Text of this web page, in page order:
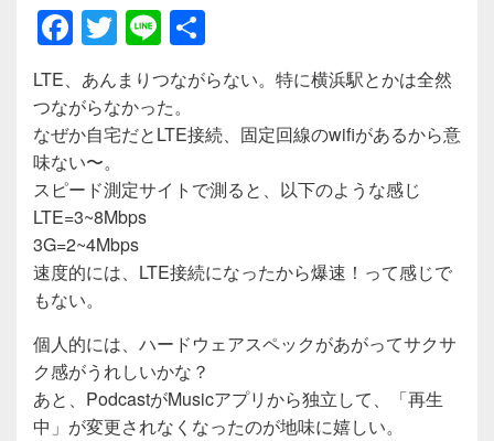
F
a
c
e
b
o
o
k
T
wi
tt
er
Li
n
e
有
LTE、あんまりつながらない。特に横浜駅とかは全然
つながらなかった。
なぜか自宅だとLTE接続、固定回線のwifiがあるから意
味ない〜。
スピード測定サイトで測ると、以下のような感じ
LTE=3~8Mbps
3G=2~4Mbps
速度的には、LTE接続になったから爆速！って感じで
もない。
個人的には、ハードウェアスペックがあがってサクサ
ク感がうれしいかな？
あと、PodcastがMusicアプリから独立して、「再生
中」が変更されなくなったのが地味に嬉しい。